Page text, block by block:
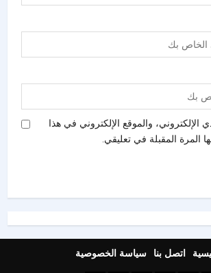
والموقع الإلكتروني في هذا
المرة المقبلة في تعليقي.
اتصل بنا سياسة الخصوصية